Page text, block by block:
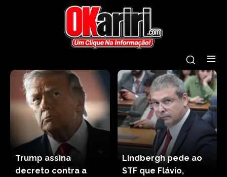
Trump assina
decreto contra a
Lindbergh pede ao
STF que Flávio,